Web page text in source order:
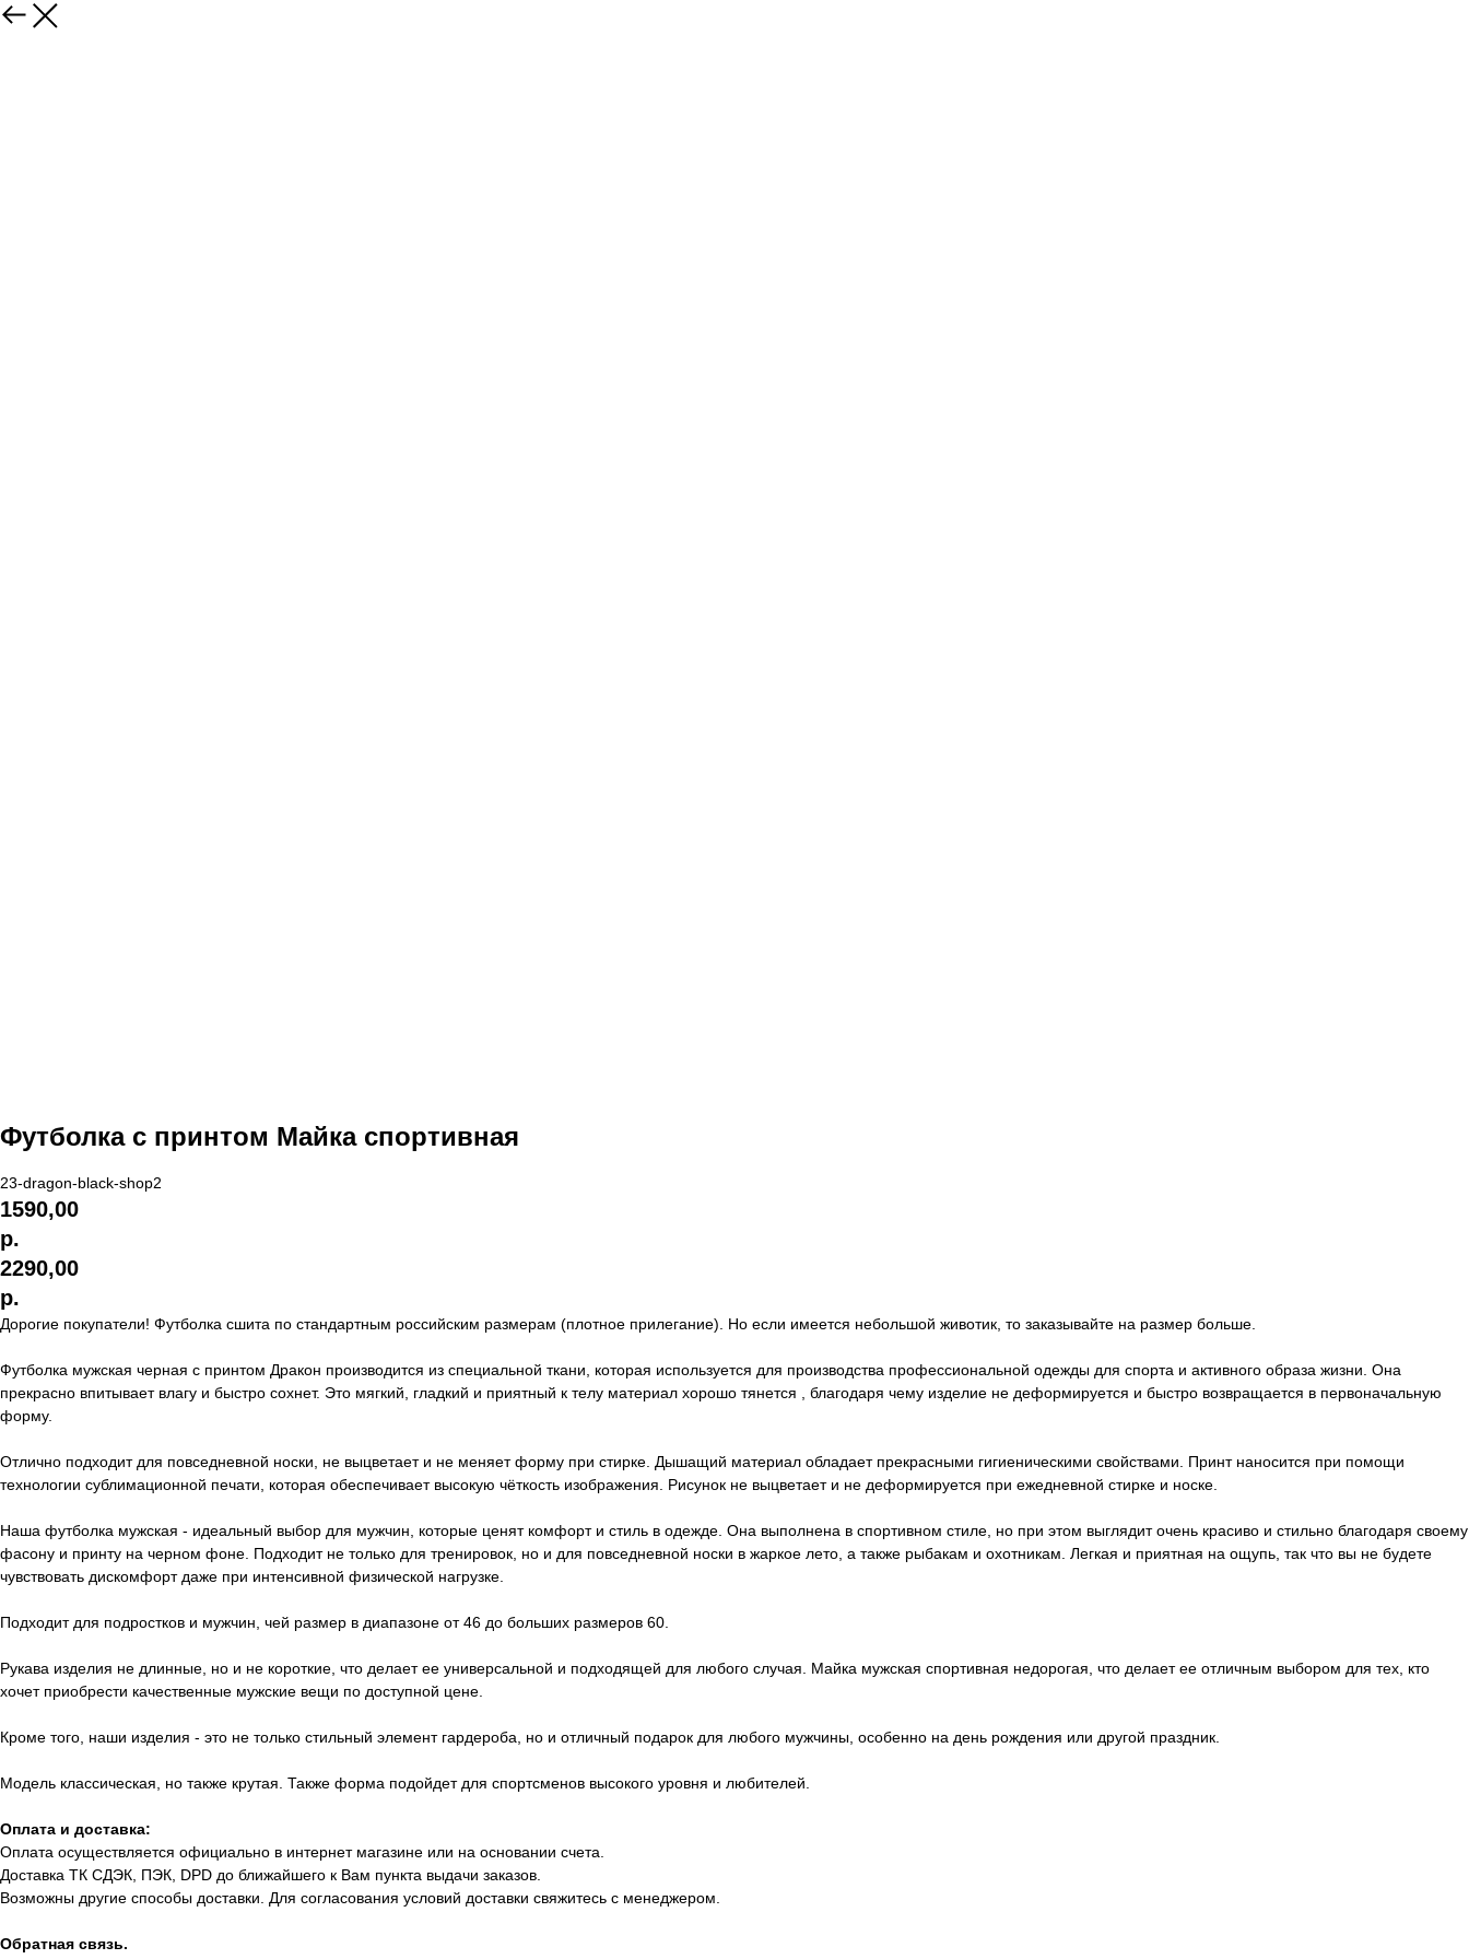
Футболка с принтом Майка спортивная
23-dragon-black-shop2
1590,00
р.
2290,00
р.
Дорогие покупатели! Футболка сшита по стандартным российским размерам (плотное прилегание). Но если имеется небольшой животик, то заказывайте на размер больше.
Футболка мужская черная с принтом Дракон производится из специальной ткани, которая используется для производства профессиональной одежды для спорта и активного образа жизни. Она
прекрасно впитывает влагу и быстро сохнет. Это мягкий, гладкий и приятный к телу материал хорошо тянется , благодаря чему изделие не деформируется и быстро возвращается в первоначальную
форму.
Отлично подходит для повседневной носки, не выцветает и не меняет форму при стирке. Дышащий материал обладает прекрасными гигиеническими свойствами. Принт наносится при помощи
технологии сублимационной печати, которая обеспечивает высокую чёткость изображения. Рисунок не выцветает и не деформируется при ежедневной стирке и носке.
Наша футболка мужская - идеальный выбор для мужчин, которые ценят комфорт и стиль в одежде. Она выполнена в спортивном стиле, но при этом выглядит очень красиво и стильно благодаря своему
фасону и принту на черном фоне. Подходит не только для тренировок, но и для повседневной носки в жаркое лето, а также рыбакам и охотникам. Легкая и приятная на ощупь, так что вы не будете
чувствовать дискомфорт даже при интенсивной физической нагрузке.
Подходит для подростков и мужчин, чей размер в диапазоне от 46 до больших размеров 60.
Рукава изделия не длинные, но и не короткие, что делает ее универсальной и подходящей для любого случая. Майка мужская спортивная недорогая, что делает ее отличным выбором для тех, кто
хочет приобрести качественные мужские вещи по доступной цене.
Кроме того, наши изделия - это не только стильный элемент гардероба, но и отличный подарок для любого мужчины, особенно на день рождения или другой праздник.
Модель классическая, но также крутая. Также форма подойдет для спортсменов высокого уровня и любителей.
Оплата и доставка:
Оплата осуществляется официально в интернет магазине или на основании счета.
Доставка ТК СДЭК, ПЭК, DPD до ближайшего к Вам пункта выдачи заказов.
Возможны другие способы доставки. Для согласования условий доставки свяжитесь с менеджером.
Обратная связь.